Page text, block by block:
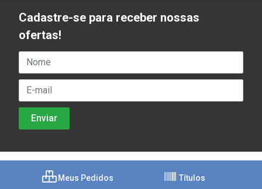
Cadastre-se para receber nossas
ofertas!
Meus Pedidos Títulos